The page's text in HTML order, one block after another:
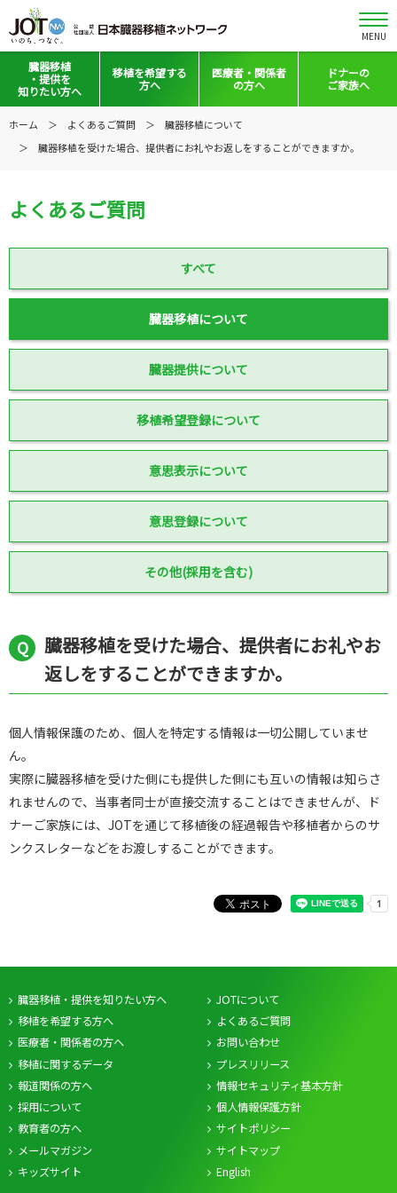
MENU
臓器移植
・提供を
知りたい方へ
移植と提供とは
全国の関連施設
移植を希望する
方へ
移植希望登録をお考えの方へ
医療者・ 関係者
の方へ
医療者向けお知らせ
全国の関連施設
ドナーの
ご家族へ
ホーム よくあるご質問
臓器移植について
臓器移植を受けた場合、提供者にお礼やお返しをすることができますか。
よくあるご質問
すべて
臓器移植について
臓器提供について
移植希望登録について
意思表示について
意思登録について
その他(採用を含む)
臓器移植を受けた場合、提供者にお礼やお
返しをすることができますか。
個人情報保護のため、個人を特定する情報は一切公開していませ
ん。
実際に臓器移植を受けた側にも提供した側にも互いの情報は知らさ
れませんので、当事者同士が直接交流することはできませんが、ド
ナーご家族には、JOTを通じて移植後の経過報告や移植者からのサ
ンクスレターなどをお渡しすることができます。
臓器移植・提供を知りたい方へ
移植を希望する方へ
医療者・関係者の方へ
移植に関するデータ
JOTについて
よくあるご質問
お問い合わせ
プレスリリース
報道関係の方へ
採用について
教育者の方へ
メールマガジン
キッズサイト
情報セキュリティ基本方針
個人情報保護方針
サイトポリシー
サイトマップ
English